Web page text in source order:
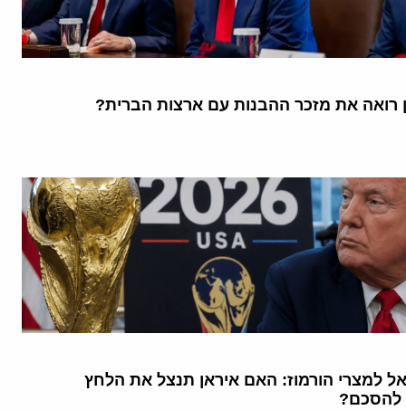
רואה את מזכר ההבנות עם ארצות הברית?
למצרי הורמוז: האם איראן תנצל את הלחץ
להסכם?